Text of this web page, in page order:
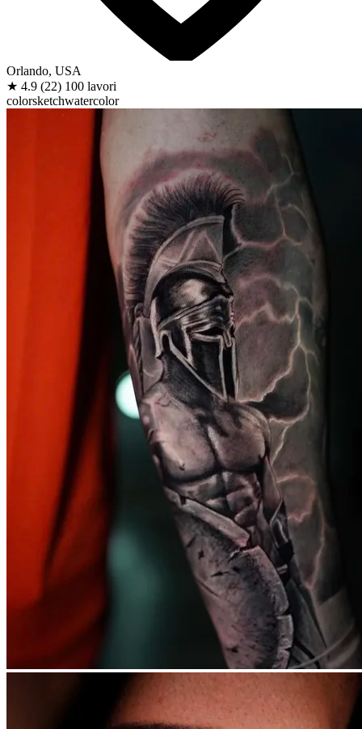
Orlando, USA
★ 4.9 (22) 100 lavori
colorsketchwatercolor